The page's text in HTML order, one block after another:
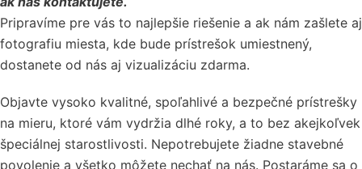
Pripravíme pre vás to najlepšie riešenie a ak nám zašlete aj
fotografiu miesta, kde bude prístrešok umiestnený,
dostanete od nás aj vizualizáciu zdarma.
Objavte vysoko kvalitné, spoľahlivé a bezpečné prístrešky
na mieru, ktoré vám vydržia dlhé roky, a to bez akejkoľvek
špeciálnej starostlivosti. Nepotrebujete žiadne stavebné
povolenie a všetko môžete nechať na nás. Postaráme sa o